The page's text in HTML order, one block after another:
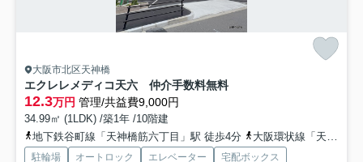
大阪市北区天神橋
エクレレメディコ天六 仲介手数料無料
12.3万円 管理/共益費9,000円
34.99㎡ (1LDK) /築1年 /10階建
地下鉄谷町線「天神橋筋六丁目」駅 徒歩4分
大阪環状線「天満」駅 徒歩12分
駐輪場 オートロック エレベーター
宅配ボックス